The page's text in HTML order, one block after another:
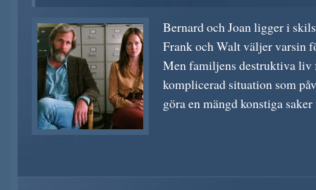
Bernard och Joan ligger i
Frank och Walt väljer varsin
Men familjens destruktiva liv
komplicerad situation som
göra en mängd konstiga